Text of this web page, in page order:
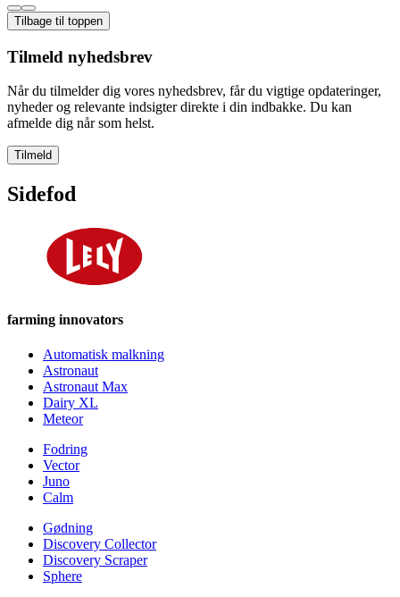
Tilbage til toppen
Tilmeld nyhedsbrev
Når du tilmelder dig vores nyhedsbrev, får du vigtige opdateringer,
nyheder og relevante indsigter direkte i din indbakke. Du kan
afmelde dig når som helst.
Tilmeld
Sidefod
farming innovators
Automatisk malkning
Astronaut
Astronaut Max
Dairy XL
Meteor
Fodring
Vector
Juno
Calm
Gødning
Discovery Collector
Discovery Scraper
Sphere